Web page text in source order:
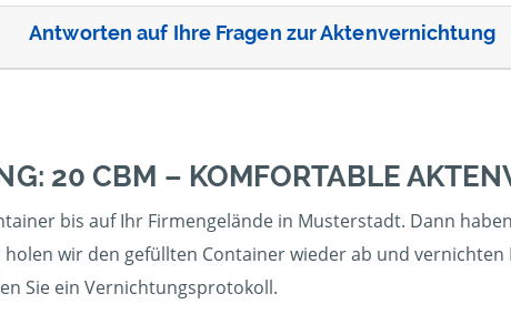
Antworten auf Ihre Fragen zur Aktenvernichtung
20 CBM – KOMFORTABLE
bis auf Ihr Firmengelände in Musterstadt. Dann
wir den gefüllten Container wieder ab und vernichten
Sie ein Vernichtungsprotokoll.